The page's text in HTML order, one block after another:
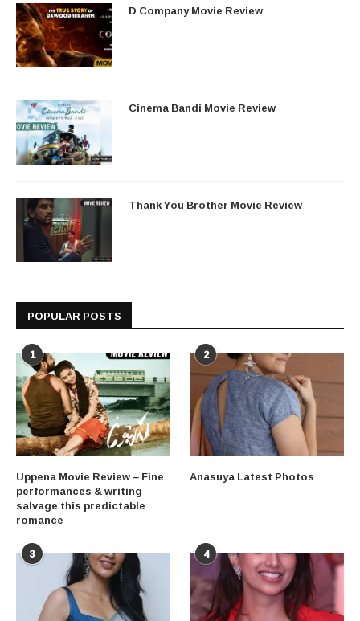
D Company Movie Review
Cinema Bandi Movie Review
Thank You Brother Movie Review
POPULAR POSTS
1
Uppena Movie Review – Fine
performances & writing
salvage this predictable
romance
2
Anasuya Latest Photos
3 4